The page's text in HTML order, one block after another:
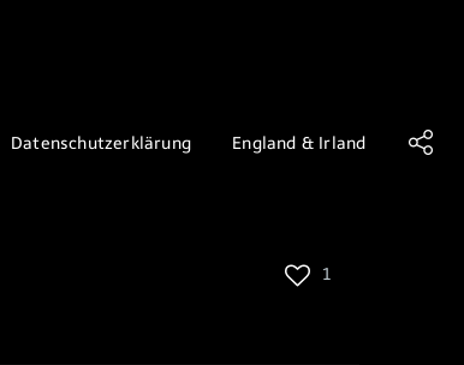
Datenschutzerklärung England & Irland
1